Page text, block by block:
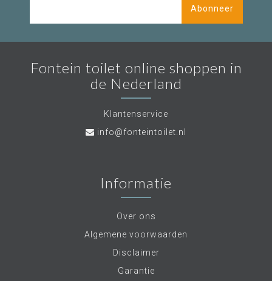
Abonneer
Fontein toilet online shoppen in
de Nederland
Klantenservice
info@fonteintoilet.nl
Informatie
Over ons
Algemene voorwaarden
Disclaimer
Garantie